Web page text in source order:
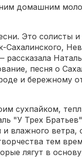
домашним
Это солисты
песня о
и бережному
сухпайком,
"У Трех
влажного ветра,
тем
лягут в